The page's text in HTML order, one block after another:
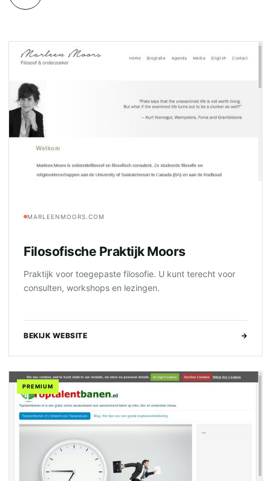
MARLEENMOORS.COM
Filosofische Praktijk Moors
Praktijk voor toegepaste filosofie. U kunt terecht voor
consulten, workshops en lezingen.
BEKIJK WEBSITE →
PREMIUM